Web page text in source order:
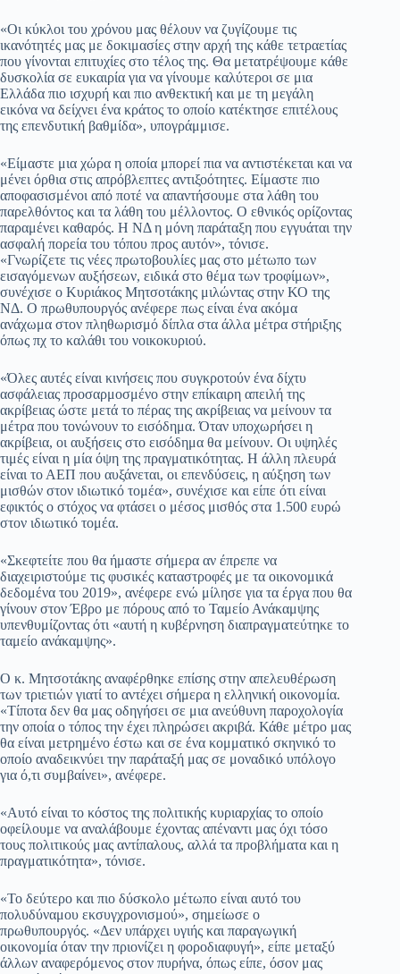
«Οι κύκλοι του χρόνου μας θέλουν να ζυγίζουμε τις
ικανότητές μας με δοκιμασίες στην αρχή της κάθε τετραετίας
που γίνονται επιτυχίες στο τέλος της. Θα μετατρέψουμε κάθε
δυσκολία σε ευκαιρία για να γίνουμε καλύτεροι σε μια
Ελλάδα πιο ισχυρή και πιο ανθεκτική και με τη μεγάλη
εικόνα να δείχνει ένα κράτος το οποίο κατέκτησε επιτέλους
της επενδυτική βαθμίδα», υπογράμμισε.
«Είμαστε μια χώρα η οποία μπορεί πια να αντιστέκεται και να
μένει όρθια στις απρόβλεπτες αντιξοότητες. Είμαστε πιο
αποφασισμένοι από ποτέ να απαντήσουμε στα λάθη του
παρελθόντος και τα λάθη του μέλλοντος. Ο εθνικός ορίζοντας
παραμένει καθαρός. Η ΝΔ η μόνη παράταξη που εγγυάται την
ασφαλή πορεία του τόπου προς αυτόν», τόνισε.
«Γνωρίζετε τις νέες πρωτοβουλίες μας στο μέτωπο των
εισαγόμενων αυξήσεων, ειδικά στο θέμα των τροφίμων»,
συνέχισε ο Κυριάκος Μητσοτάκης μιλώντας στην ΚΟ της
ΝΔ. Ο πρωθυπουργός ανέφερε πως είναι ένα ακόμα
ανάχωμα στον πληθωρισμό δίπλα στα άλλα μέτρα στήριξης
όπως πχ το καλάθι του νοικοκυριού.
«Όλες αυτές είναι κινήσεις που συγκροτούν ένα δίχτυ
ασφάλειας προσαρμοσμένο στην επίκαιρη απειλή της
ακρίβειας ώστε μετά το πέρας της ακρίβειας να μείνουν τα
μέτρα που τονώνουν το εισόδημα. Όταν υποχωρήσει η
ακρίβεια, οι αυξήσεις στο εισόδημα θα μείνουν. Οι υψηλές
τιμές είναι η μία όψη της πραγματικότητας. Η άλλη πλευρά
είναι το ΑΕΠ που αυξάνεται, οι επενδύσεις, η αύξηση των
μισθών στον ιδιωτικό τομέα», συνέχισε και είπε ότι είναι
εφικτός ο στόχος να φτάσει ο μέσος μισθός στα 1.500 ευρώ
στον ιδιωτικό τομέα.
«Σκεφτείτε που θα ήμαστε σήμερα αν έπρεπε να
διαχειριστούμε τις φυσικές καταστροφές με τα οικονομικά
δεδομένα του 2019», ανέφερε ενώ μίλησε για τα έργα που θα
γίνουν στον Έβρο με πόρους από το Ταμείο Ανάκαμψης
υπενθυμίζοντας ότι «αυτή η κυβέρνηση διαπραγματεύτηκε το
ταμείο ανάκαμψης».
Ο κ. Μητσοτάκης αναφέρθηκε επίσης στην απελευθέρωση
των τριετιών γιατί το αντέχει σήμερα η ελληνική οικονομία.
«Τίποτα δεν θα μας οδηγήσει σε μια ανεύθυνη παροχολογία
την οποία ο τόπος την έχει πληρώσει ακριβά. Κάθε μέτρο μας
θα είναι μετρημένο έστω και σε ένα κομματικό σκηνικό το
οποίο αναδεικνύει την παράταξή μας σε μοναδικό υπόλογο
για ό,τι συμβαίνει», ανέφερε.
«Αυτό είναι το κόστος της πολιτικής κυριαρχίας το οποίο
οφείλουμε να αναλάβουμε έχοντας απέναντι μας όχι τόσο
τους πολιτικούς μας αντίπαλους, αλλά τα προβλήματα και η
πραγματικότητα», τόνισε.
«Το δεύτερο και πιο δύσκολο μέτωπο είναι αυτό του
πολυδύναμου εκσυγχρονισμού», σημείωσε ο
πρωθυπουργός. «Δεν υπάρχει υγιής και παραγωγική
οικονομία όταν την πριονίζει η φοροδιαφυγή», είπε μεταξύ
άλλων αναφερόμενος στον πυρήνα, όπως είπε, όσον μας